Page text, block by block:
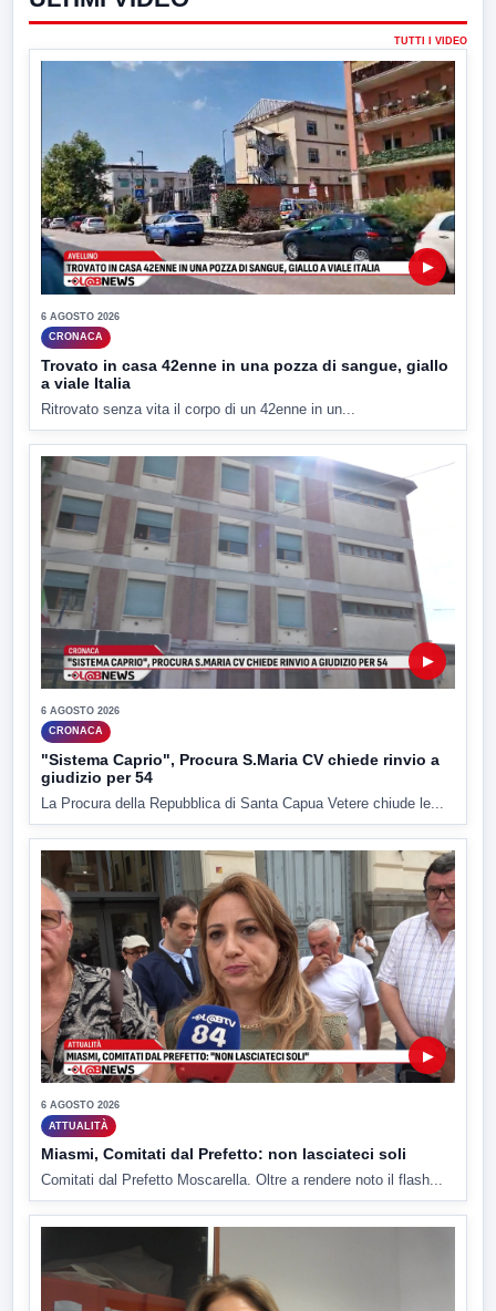
TUTTI I VIDEO
▶
6 AGOSTO 2026
CRONACA
Trovato in casa 42enne in una pozza di sangue, giallo
a viale Italia
Ritrovato senza vita il corpo di un 42enne in un...
▶
6 AGOSTO 2026
CRONACA
"Sistema Caprio", Procura S.Maria CV chiede rinvio a
giudizio per 54
La Procura della Repubblica di Santa Capua Vetere chiude le...
▶
6 AGOSTO 2026
ATTUALITÀ
Miasmi, Comitati dal Prefetto: non lasciateci soli
Comitati dal Prefetto Moscarella. Oltre a rendere noto il flash...